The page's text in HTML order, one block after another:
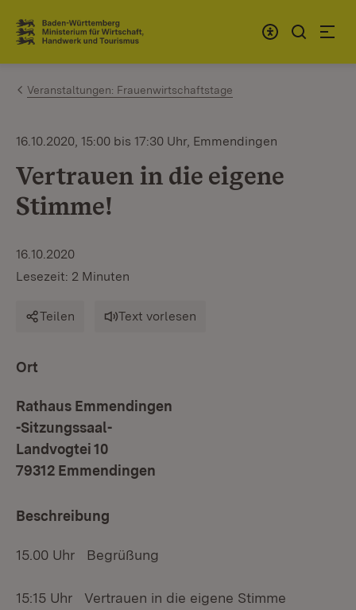
Zum Inhalt springen
Link zur Startseite
Veranstaltungen: Frauenwirtschaftstage
16.10.2020, 15:00 bis 17:30 Uhr, Emmendingen
Vertrauen in die eigene
Stimme!
16.10.2020
Lesezeit: 2 Minuten
Teilen Text vorlesen
Ort
Rathaus Emmendingen
-Sitzungssaal-
Landvogtei 10
79312 Emmendingen
Beschreibung
15.00 Uhr Begrüßung
15:15 Uhr Vertrauen in die eigene Stimme